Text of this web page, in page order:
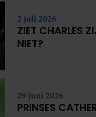
2 juli 2026
ZIET CHARLES
NIET?
29 juni 2026
PRINSES